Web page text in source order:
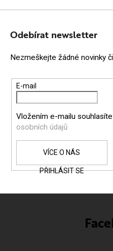
Z
Odebírat newsletter
Nezmeškejte žádné novinky
E-mail
Vložením e-mailu
osobních údajů
PŘIHLÁSIT SE